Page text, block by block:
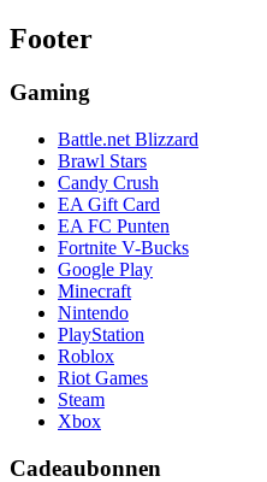
Footer
Gaming
Battle.net Blizzard
Brawl Stars
Candy Crush
EA Gift Card
EA FC Punten
Fortnite V-Bucks
Google Play
Minecraft
Nintendo
PlayStation
Roblox
Riot Games
Steam
Xbox
Cadeaubonnen